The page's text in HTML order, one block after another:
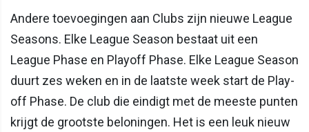
Andere toevoegingen aan Clubs zijn nieuwe League
Seasons. Elke League Season bestaat uit een
League Phase en Playoff Phase. Elke League Season
duurt zes weken en in de laatste week start de Play-
off Phase. De club die eindigt met de meeste punten
krijgt de grootste beloningen. Het is een leuk nieuw